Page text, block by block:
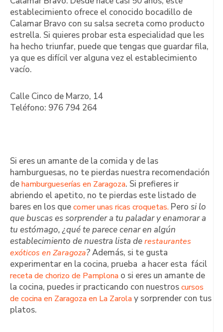
establecimiento ofrece el conocido bocadillo de
Calamar Bravo con su salsa secreta como producto
estrella. Si quieres probar esta especialidad que les
ha hecho triunfar, puede que tengas que guardar fila,
ya que es difícil ver alguna vez el establecimiento
vacío.
Calle Cinco de Marzo, 14
Teléfono: 976 794 264
Si eres un amante de la comida y de las
hamburguesas, no te pierdas nuestra recomendación
dehamburgueserías en Zaragoza. Si prefieres ir
abriendo el apetito, no te pierdas este listado de
bares en los quecomer unas ricas croquetas. Pero si lo
que buscas es sorprender a tu paladar y enamorar a
tu estómago, ¿qué te parece cenar en algún
establecimiento de nuestra lista derestaurantes
exóticos en Zaragoza?Además, si te gusta
experimentar en la cocina, prueba a hacer esta fácil
receta de chorizo de Pamplona o si eres un amante de
la cocina, puedes ir practicando con nuestroscursos
de cocina en Zaragoza en La Zarolay sorprender con tus
platos.